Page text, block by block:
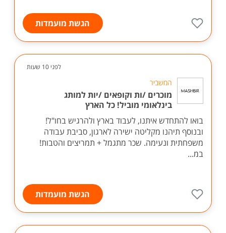
הגשת מועמדות
לפני 10 שעות
המשביר
מוכרים /ות וקופאים /יות למותג
בינלאומי מוביל! כל הארץ
בואו להתחדש איתנו, לעבוד בארץ ולהרגיש בחו"ל!
ובנוסף תיהנו מקליטה ישירה לארגון, סביבת עבודה
משפחתית ונעימה. שכר מתגמל + תמריצים והטבות!
במ...
הגשת מועמדות